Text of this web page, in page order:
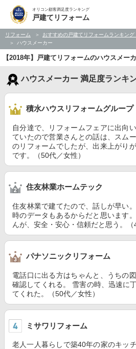
オリコン顧客満足度ランキング
戸建てリフォーム
リフォーム おすすめの戸建てリフォームランキング
ハウスメーカー
【2018年】戸建てリフォームのハウスメー
ハウスメーカー 満足度ランキ
積水ハウスリフォームグループ
自分達で、リフォームフェアに出向
ていたので営業さんとの話は、スム
のリフォームでしたが、出来上がり
です。（50代／女性）
住友林業ホームテック
住友林業で建てたので、話しが早い
時のデータもあるからだと思います
んが、安全・安心・信頼だと思う。（
パナソニックリフォーム
電話口に出る方はちゃんと、うちの
確認してくれる。 雪害の時、迅速に
てくれた。（50代／女性）
ミサワリフォーム
老人一人暮らしで築40年の家のキッ